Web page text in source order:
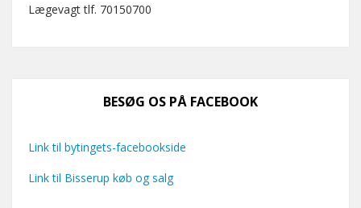
Lægevagt tlf. 70150700
BESØG OS PÅ FACEBOOK
Link til bytingets-facebookside
Link til Bisserup køb og salg